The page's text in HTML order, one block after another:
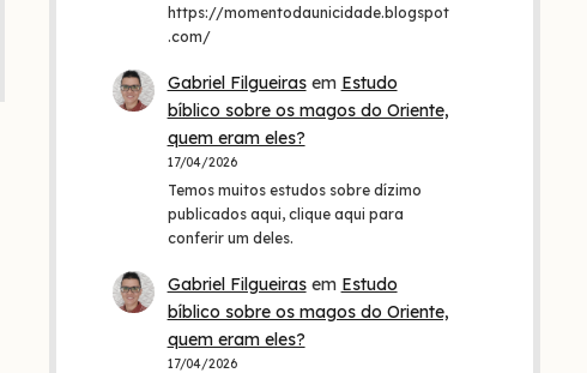
https://momentodaunicidade.blogspot
.com/
Gabriel Filgueirasem Estudo
bíblico sobre os magos do Oriente,
quem eram eles?
17/04/2026
Temos muitos estudos sobre dízimo
publicados aqui, clique aqui para
conferir um deles.
Gabriel Filgueirasem Estudo
bíblico sobre os magos do Oriente,
quem eram eles?
17/04/2026